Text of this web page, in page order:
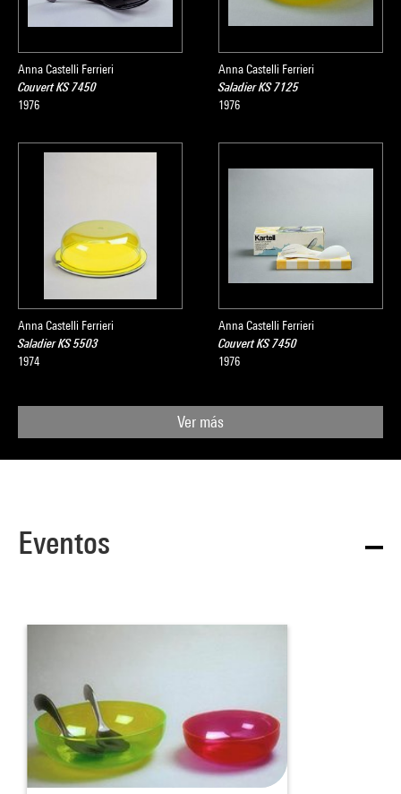
Anna Castelli Ferrieri
Couvert KS 7450
1976
Anna Castelli Ferrieri
Saladier KS 7125
1976
Anna Castelli Ferrieri
Saladier KS 5503
1974
Anna Castelli Ferrieri
Couvert KS 7450
1976
Ver más
Eventos